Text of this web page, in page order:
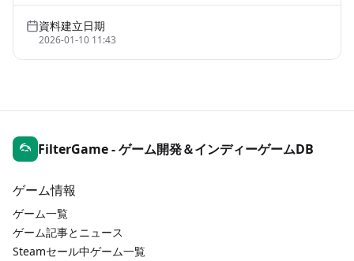
資料建立日期
2026-01-10 11:43
FilterGame - ゲーム開発＆インディーゲームDB
ゲーム情報
ゲーム一覧
ゲーム記事とニュース
Steamセール中ゲーム一覧